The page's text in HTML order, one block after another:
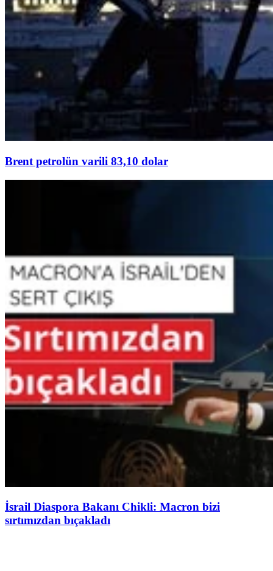
Brent petrolün varili 83,10 dolar
İsrail Diaspora Bakanı Chikli: Macron bizi
sırtımızdan bıçakladı